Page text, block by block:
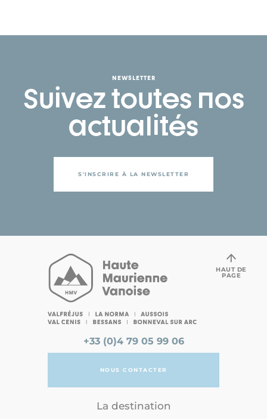
NEWSLETTER
Suivez toutes nos
actualités
S'INSCRIRE À LA NEWSLETTER
+33 (0)4 79 05 99 06
NOUS CONTACTER
La destination
HAUT DE
PAGE